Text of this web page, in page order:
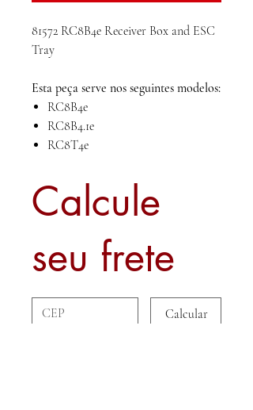
81572 RC8B4e Receiver Box and ESC
Tray
Esta peça serve nos seguintes modelos:
RC8B4e
RC8B4.1e
RC8T4e
Calcule
seu frete
Calcular